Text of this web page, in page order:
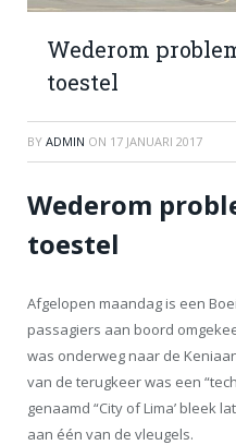
Wederom
toestel
BY ADMIN ON 17 JANUARI 2017
Wederom
toestel
Afgelopen maandag is een
passagiers aan boord
was onderweg naar de
van de terugkeer was een
genaamd “City of Lima’ bleek
aan één van de vleugels.